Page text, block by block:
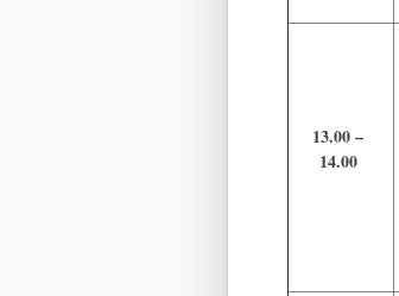
13.00 –
14.00